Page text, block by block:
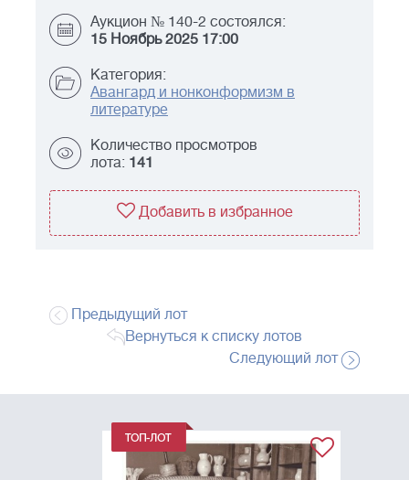
Аукцион № 140-2 состоялся:
15 Ноябрь 2025 17:00
Категория:
Авангард и нонконформизм в
литературе
Количество просмотров
лота: 141
Добавить в избранное
Предыдущий лот
Вернуться к списку лотов
Следующий лот